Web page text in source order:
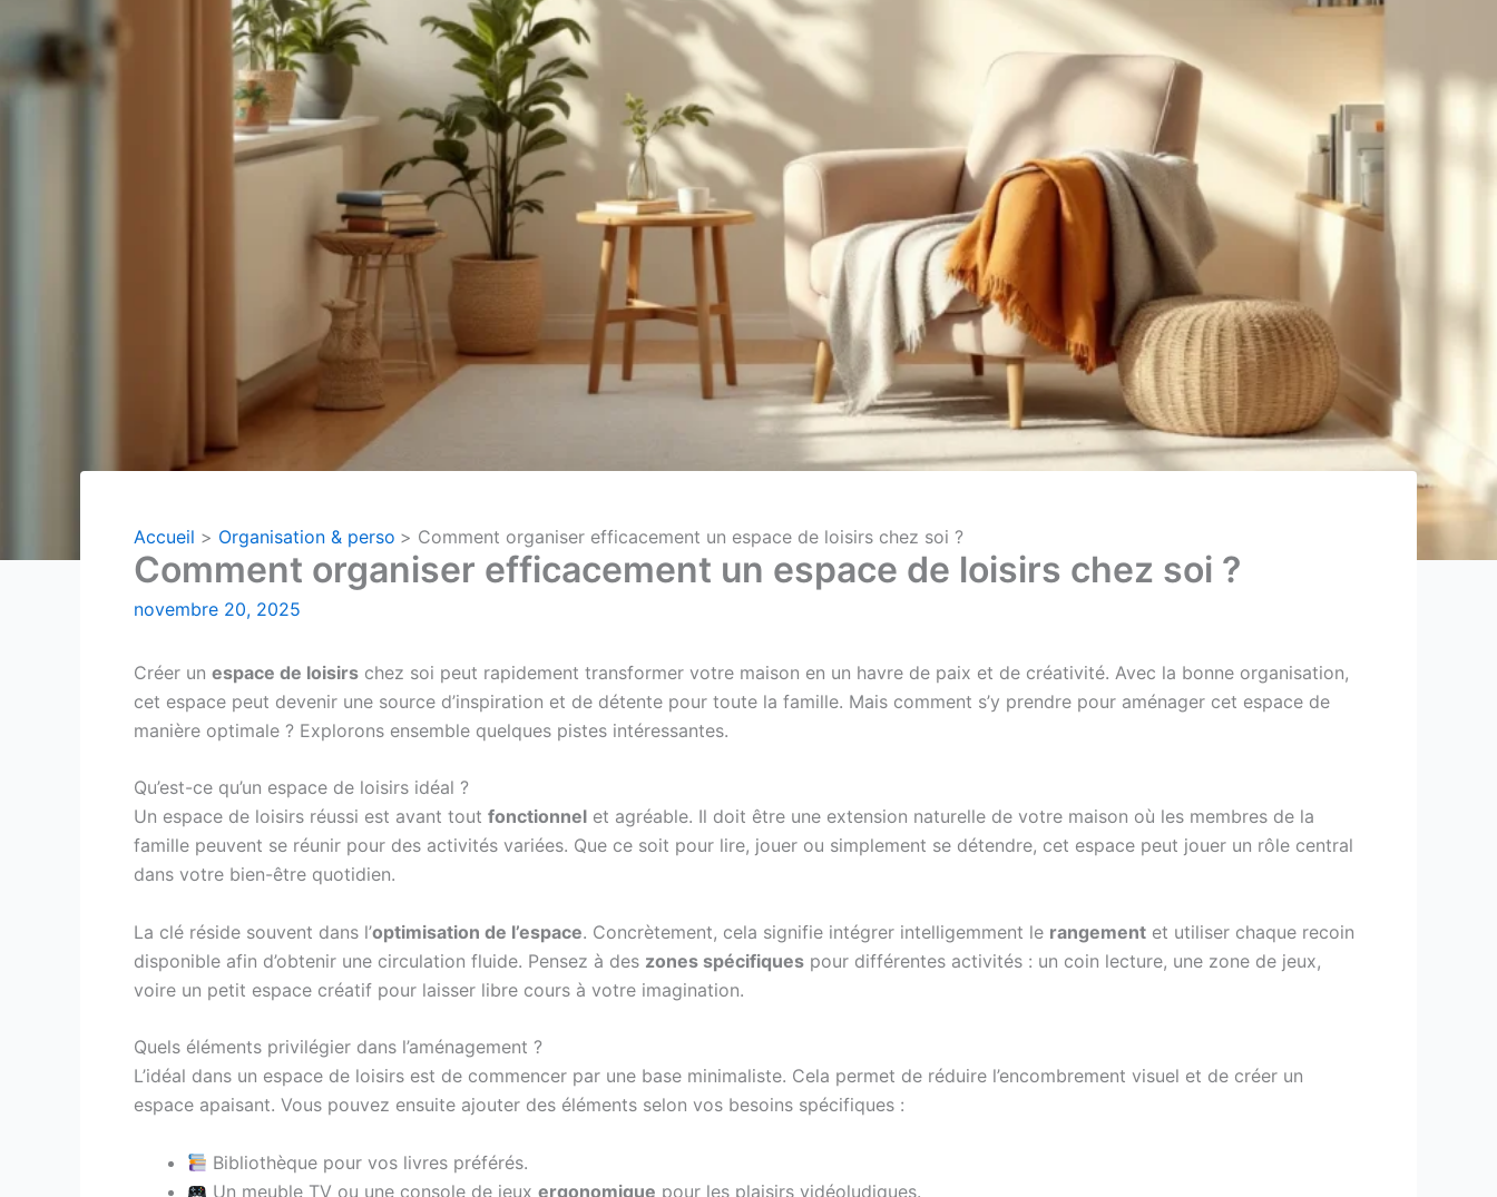
Accueil Organisation & perso Comment organiser efficacement un espace de loisirs chez soi ?
Comment organiser efficacement un espace de loisirs chez soi ?
novembre 20, 2025
Créer un espace de loisirs chez soi peut rapidement transformer votre maison en un havre de paix et de créativité. Avec la bonne organisation,
cet espace peut devenir une source d’inspiration et de détente pour toute la famille. Mais comment s’y prendre pour aménager cet espace de
manière optimale ? Explorons ensemble quelques pistes intéressantes.
Qu’est-ce qu’un espace de loisirs idéal ?
Un espace de loisirs réussi est avant tout fonctionnel et agréable. Il doit être une extension naturelle de votre maison où les membres de la
famille peuvent se réunir pour des activités variées. Que ce soit pour lire, jouer ou simplement se détendre, cet espace peut jouer un rôle central
dans votre bien-être quotidien.
La clé réside souvent dans l’optimisation de l’espace. Concrètement, cela signifie intégrer intelligemment le rangement et utiliser chaque recoin
disponible afin d’obtenir une circulation fluide. Pensez à des zones spécifiques pour différentes activités : un coin lecture, une zone de jeux,
voire un petit espace créatif pour laisser libre cours à votre imagination.
Quels éléments privilégier dans l’aménagement ?
L’idéal dans un espace de loisirs est de commencer par une base minimaliste. Cela permet de réduire l’encombrement visuel et de créer un
espace apaisant. Vous pouvez ensuite ajouter des éléments selon vos besoins spécifiques :
Bibliothèque pour vos livres préférés.
Un meuble TV ou une console de jeuxergonomique pour les plaisirs vidéoludiques.